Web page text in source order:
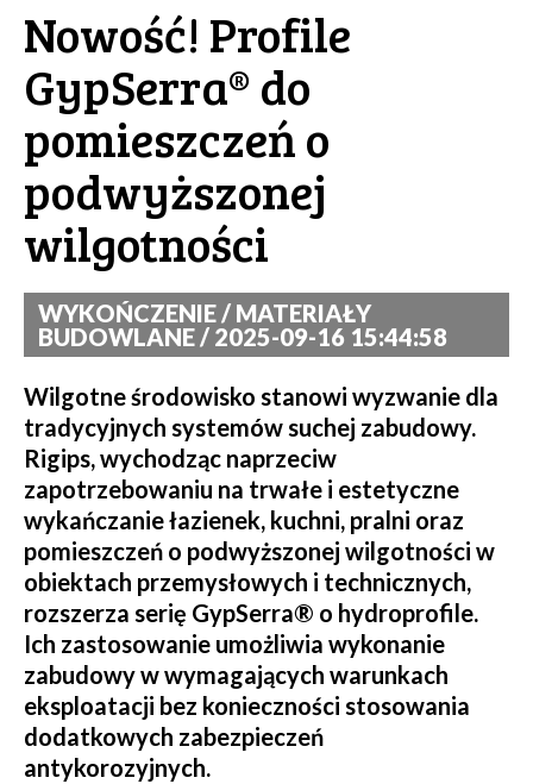
Nowość! Profile
GypSerra® do
pomieszczeń o
podwyższonej
wilgotności
WYKOŃCZENIE / MATERIAŁY
BUDOWLANE / 2025-09-16 15:44:58
Wilgotne środowisko stanowi wyzwanie dla
tradycyjnych systemów suchej zabudowy.
Rigips, wychodząc naprzeciw
zapotrzebowaniu na trwałe i estetyczne
wykańczanie łazienek, kuchni, pralni oraz
pomieszczeń o podwyższonej wilgotności w
obiektach przemysłowych i technicznych,
rozszerza serię GypSerra® o hydroprofile.
Ich zastosowanie umożliwia wykonanie
zabudowy w wymagających warunkach
eksploatacji bez konieczności stosowania
dodatkowych zabezpieczeń
antykorozyjnych.